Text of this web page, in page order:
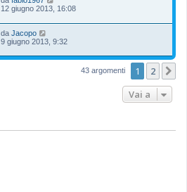
12 giugno 2013, 16:08
da Jacopo
9 giugno 2013, 9:32
43 argomenti 1 2
Vai a